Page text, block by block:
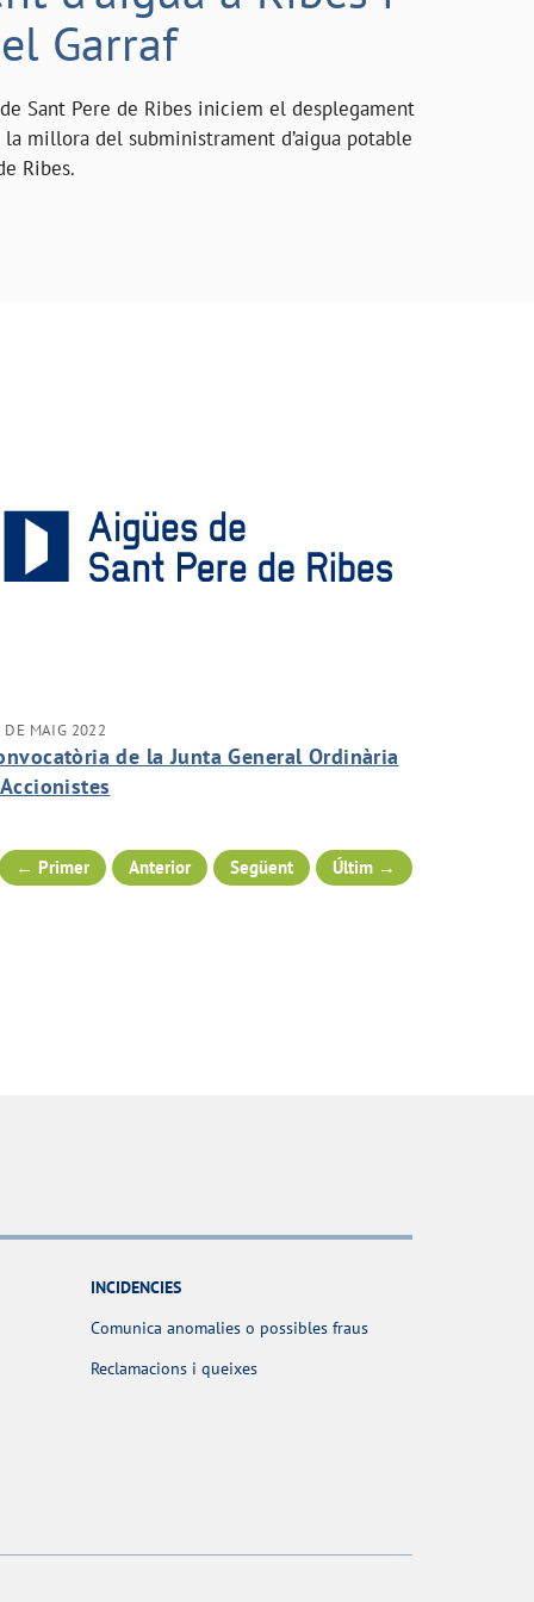
Garraf
Sant Pere de Ribes iniciem el desplegament
millora del subministrament d’aigua potable
Ribes.
DE MAIG 2022
de la Junta General Ordinària
← Primer Anterior Següent Últim →
INCIDENCIES
Comunica anomalies o possibles fraus
Reclamacions i queixes